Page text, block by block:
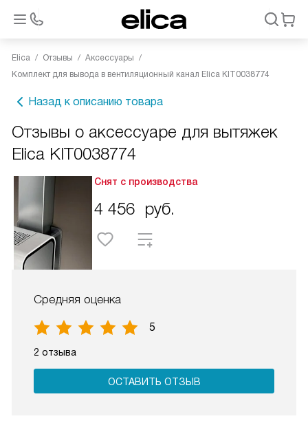
Elica Отзывы
Аксессуары
Комплект для вывода в вентиляционный канал Elica KIT0038774
Назад к описанию товара
Отзывы о аксессуаре для вытяжек
Elica KIT0038774
Снят с производства
4 456 руб.
Средняя оценка
5
2 отзыва
ОСТАВИТЬ ОТЗЫВ